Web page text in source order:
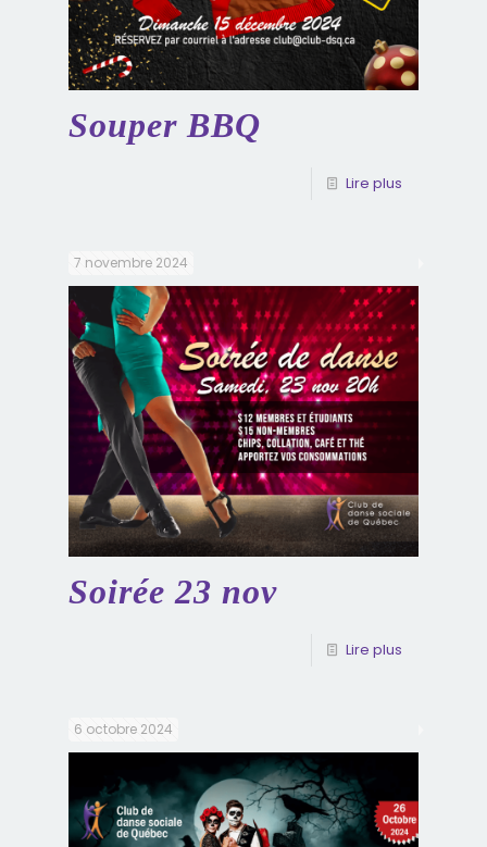
Souper BBQ
Lire plus
7 novembre 2024
Soirée 23 nov
Lire plus
6 octobre 2024